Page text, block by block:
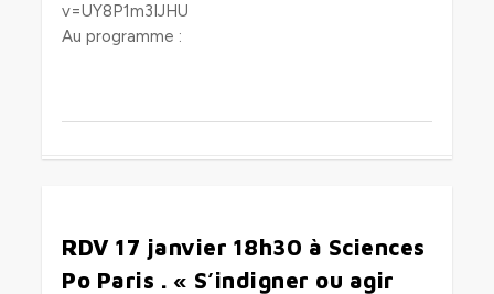
v=UY8P1m3IJHU
Au programme :
RDV 17 janvier 18h30 à Sciences
Po Paris . « S’indigner ou agir